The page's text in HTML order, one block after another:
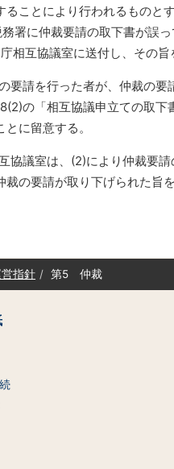
ることにより行われるものとす
署に仲裁要請の取下書が誤っ
相互協議室に送付し、その旨
請を行った者が、仲裁の要
の「相互協議申立ての取
とに留意する。
議室は、(2)により仲裁要請
裁の要請が取り下げられた旨を
指針 第5 仲裁